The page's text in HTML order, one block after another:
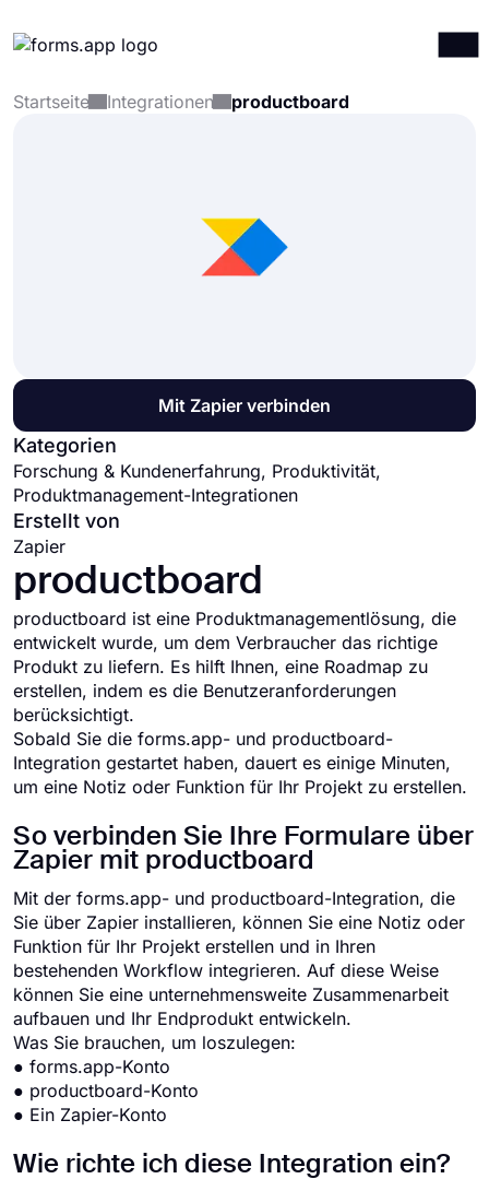
Produkte
Startseite Integrationen productboard
Mit Zapier verbinden
Kategorien
Forschung & Kundenerfahrung, Produktivität,
Produktmanagement-Integrationen
Erstellt von
Zapier
productboard
productboard ist eine Produktmanagementlösung, die
entwickelt wurde, um dem Verbraucher das richtige
Produkt zu liefern. Es hilft Ihnen, eine Roadmap zu
erstellen, indem es die Benutzeranforderungen
berücksichtigt.
Sobald Sie die forms.app- und productboard-
Integration gestartet haben, dauert es einige Minuten,
um eine Notiz oder Funktion für Ihr Projekt zu erstellen.
So verbinden Sie Ihre Formulare über
Zapier mit productboard
Mit der forms.app- und productboard-Integration, die
Sie über Zapier installieren, können Sie eine Notiz oder
Funktion für Ihr Projekt erstellen und in Ihren
bestehenden Workflow integrieren. Auf diese Weise
können Sie eine unternehmensweite Zusammenarbeit
aufbauen und Ihr Endprodukt entwickeln.
Was Sie brauchen, um loszulegen:
● forms.app-Konto
● productboard-Konto
● Ein Zapier-Konto
Wie richte ich diese Integration ein?